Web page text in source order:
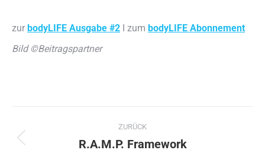
zur bodyLIFE Ausgabe #2 I zum bodyLIFE Abonnement
Bild ©Beitragspartner
Kommentarnavigation
ZURÜCK
Vorheriger
R.A.M.P. Framework